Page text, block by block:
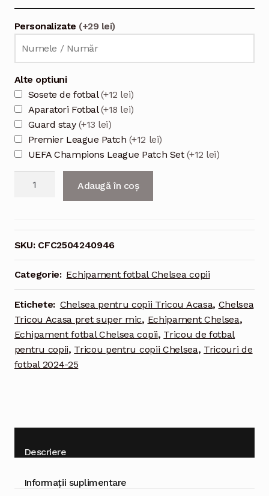
Personalizate (+29 lei)
Alte optiuni
Sosete de fotbal(+12 lei)
Aparatori Fotbal(+18 lei)
Guard stay (+13 lei)
Premier League Patch (+12 lei)
UEFA Champions League Patch Set (+12 lei)
2024/25
Adaugă în coș
SKU: CFC2504240946
Categorie: Echipament fotbal Chelsea copii
Etichete: Chelsea pentru copii Tricou Acasa, Chelsea
Tricou Acasa pret super mic, Echipament Chelsea,
Echipament fotbal Chelsea copii, Tricou de fotbal
pentru copii, Tricou pentru copii Chelsea, Tricouri de
fotbal 2024-25
Descriere
Informații suplimentare